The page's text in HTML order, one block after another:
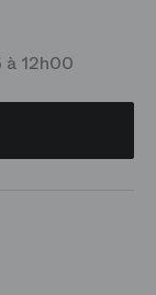
à 12h00